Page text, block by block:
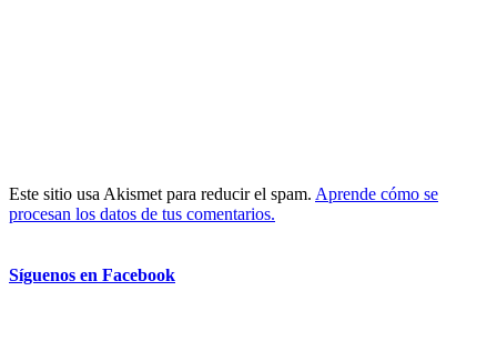
Este sitio usa Akismet para reducir el spam. Aprende cómo se
procesan los datos de tus comentarios.
Síguenos en Facebook